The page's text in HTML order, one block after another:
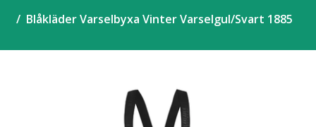
Blåkläder Varselbyxa Vinter Varselgul/Svart 1885